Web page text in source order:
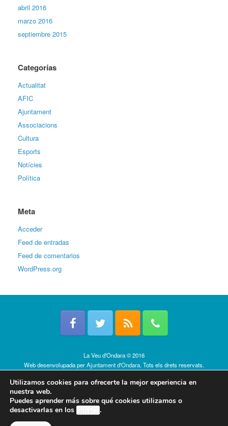
abril 2016
marzo 2016
septiembre 2015
Categorías
Actualitat
AFIC
Ajuntament
Associacions
Cultura
Esports
Notícies
Política
Meta
Acceder
Feed de entradas
Feed de comentarios
WordPress.org
La Veu d'Ondara © 2016
Web desenvolupada perAjuntament d'Ondara. Tots els drets reservats.
Utilizamos cookies para ofrecerte la mejor experiencia en
nuestra web.
Puedes aprender más sobre qué cookies utilizamos o
desactivarlas en los ajustes.